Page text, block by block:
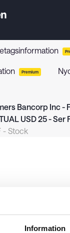
Information
Premium
Bancorp Inc -
USD 25 - Ser
- Stock